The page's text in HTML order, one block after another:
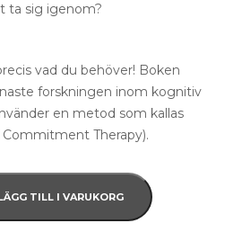
ta sig igenom?
vad du behöver! Boken
forskningen inom kognitiv
en metod som kallas
Therapy).
TILL I VARUKORG